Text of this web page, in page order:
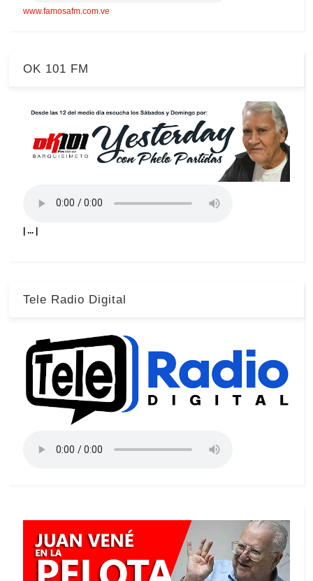
www.famosafm.com.ve
OK 101 FM
| ... |
Tele Radio Digital